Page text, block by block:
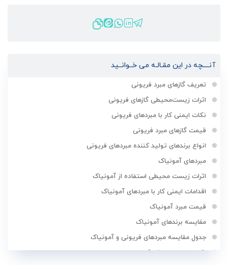
آنــــچه در این مقـالـه می خــوانــید
تعریف گازهای مبرد فریونی
اثرات زیست‌محیطی گازهای فریونی
نکات ایمنی کار با مبردهای فریونی
قیمت گازهای مبرد فریونی
انواع برندهای تولید کننده مبردهای فریونی
مبردهای آمونیاک
اثرات زیست محیطی استفاده از آمونیاک
اقدامات ایمنی کار با مبردهای آمونیاک
قیمت مبرد آمونیاک
مقایسه برندهای آمونیاک
جدول مقایسه مبردهای فریونی و آمونیاک
اقدامات ایمنی مشترک